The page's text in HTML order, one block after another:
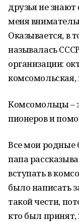
друзья не
меня
Оказывается, в
называлась
организации:
Комсомольцы –
пионеров и
Все мои
папа
вступать в
было написать
такой чести,
кто был